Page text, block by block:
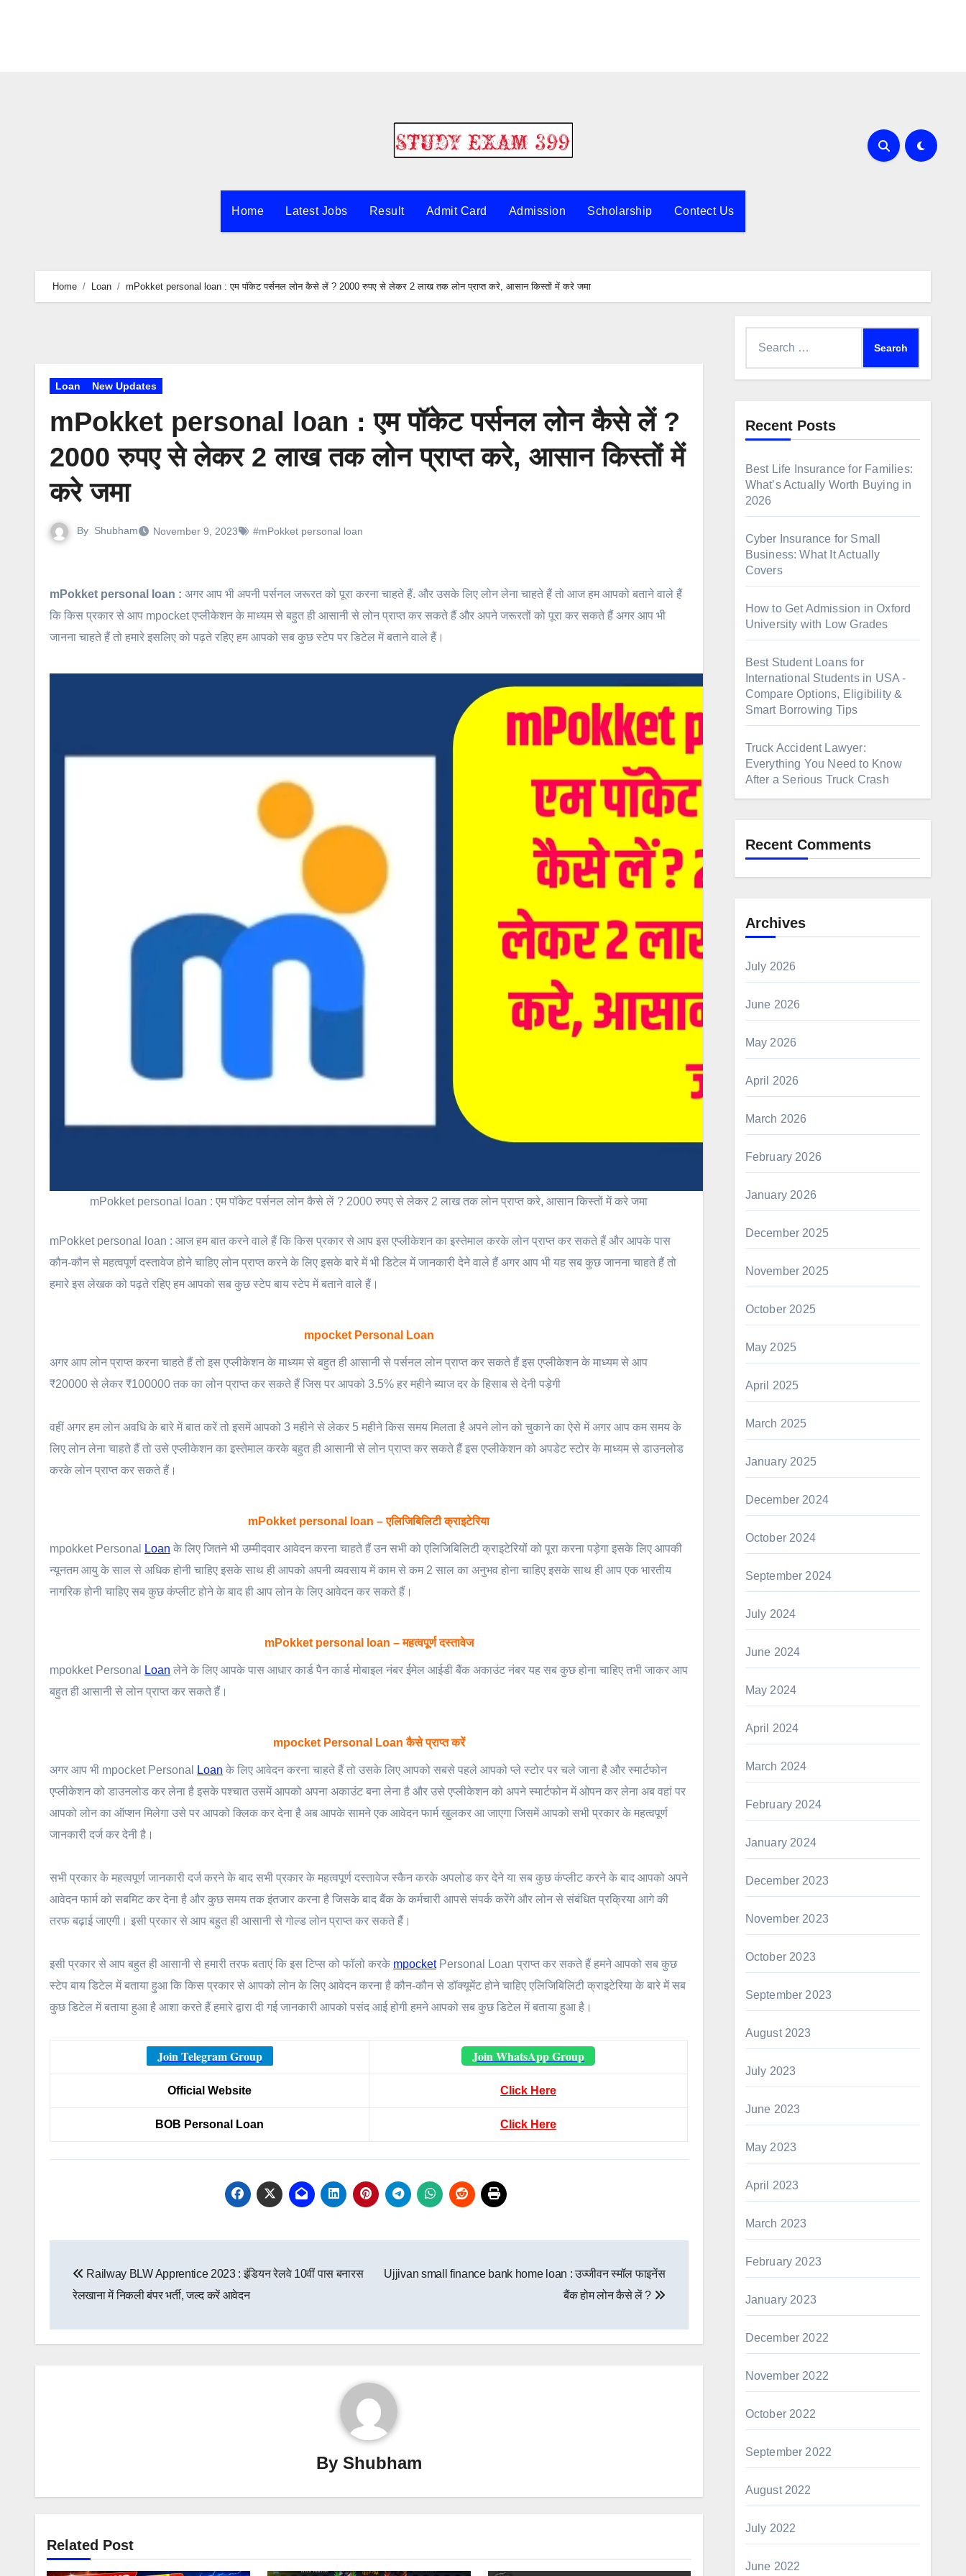
Home Latest Jobs Result Admit Card Admission Scholarship Contect Us
Home Loan mPokket personal loan : एम पॉकेट पर्सनल लोन कैसे लें ? 2000 रुपए से लेकर 2 लाख तक लोन प्राप्त करे, आसान किस्तों में करे जमा
Loan New Updates
mPokket personal loan : एम पॉकेट पर्सनल लोन कैसे लें ?
2000 रुपए से लेकर 2 लाख तक लोन प्राप्त करे, आसान किस्तों में
करे जमा
By Shubham November 9, 2023 #mPokket personal loan
mPokket personal loan : अगर आप भी अपनी पर्सनल जरूरत को पूरा करना चाहते हैं. और उसके लिए लोन लेना चाहते हैं तो आज हम आपको बताने वाले हैं
कि किस प्रकार से आप mpocket एप्लीकेशन के माध्यम से बहुत ही आसानी से लोन प्राप्त कर सकते हैं और अपने जरूरतों को पूरा कर सकते हैं अगर आप भी
जानना चाहते हैं तो हमारे इसलिए को पढ़ते रहिए हम आपको सब कुछ स्टेप पर डिटेल में बताने वाले हैं।
mPokket personal loan : एम पॉकेट पर्सनल लोन कैसे लें ? 2000 रुपए से लेकर 2 लाख तक लोन प्राप्त करे, आसान किस्तों में करे जमा
mPokket personal loan : आज हम बात करने वाले हैं कि किस प्रकार से आप इस एप्लीकेशन का इस्तेमाल करके लोन प्राप्त कर सकते हैं और आपके पास
कौन-कौन से महत्वपूर्ण दस्तावेज होने चाहिए लोन प्राप्त करने के लिए इसके बारे में भी डिटेल में जानकारी देने वाले हैं अगर आप भी यह सब कुछ जानना चाहते हैं तो
हमारे इस लेखक को पढ़ते रहिए हम आपको सब कुछ स्टेप बाय स्टेप में बताने वाले हैं।
mpocket Personal Loan
अगर आप लोन प्राप्त करना चाहते हैं तो इस एप्लीकेशन के माध्यम से बहुत ही आसानी से पर्सनल लोन प्राप्त कर सकते हैं इस एप्लीकेशन के माध्यम से आप
₹20000 से लेकर ₹100000 तक का लोन प्राप्त कर सकते हैं जिस पर आपको 3.5% हर महीने ब्याज दर के हिसाब से देनी पड़ेगी
वहीं अगर हम लोन अवधि के बारे में बात करें तो इसमें आपको 3 महीने से लेकर 5 महीने किस समय मिलता है अपने लोन को चुकाने का ऐसे में अगर आप कम समय के
लिए लोन लेना चाहते हैं तो उसे एप्लीकेशन का इस्तेमाल करके बहुत ही आसानी से लोन प्राप्त कर सकते हैं इस एप्लीकेशन को अपडेट स्टोर के माध्यम से डाउनलोड
करके लोन प्राप्त कर सकते हैं।
mPokket personal loan – एलिजिबिलिटी क्राइटेरिया
mpokket Personal Loan के लिए जितने भी उम्मीदवार आवेदन करना चाहते हैं उन सभी को एलिजिबिलिटी क्राइटेरियों को पूरा करना पड़ेगा इसके लिए आपकी
न्यूनतम आयु के साल से अधिक होनी चाहिए इसके साथ ही आपको अपनी व्यवसाय में काम से कम 2 साल का अनुभव होना चाहिए इसके साथ ही आप एक भारतीय
नागरिक होनी चाहिए सब कुछ कंप्लीट होने के बाद ही आप लोन के लिए आवेदन कर सकते हैं।
mPokket personal loan – महत्वपूर्ण दस्तावेज
mpokket Personal Loan लेने के लिए आपके पास आधार कार्ड पैन कार्ड मोबाइल नंबर ईमेल आईडी बैंक अकाउंट नंबर यह सब कुछ होना चाहिए तभी जाकर आप
बहुत ही आसानी से लोन प्राप्त कर सकते हैं।
mpocket Personal Loan कैसे प्राप्त करें
अगर आप भी mpocket Personal Loan के लिए आवेदन करना चाहते हैं तो उसके लिए आपको सबसे पहले आपको प्ले स्टोर पर चले जाना है और स्मार्टफोन
एप्लीकेशन को डाउनलोड कर लेना है इसके पश्चात उसमें आपको अपना अकाउंट बना लेना है और उसे एप्लीकेशन को अपने स्मार्टफोन में ओपन कर लेना अब वहां पर
आपको लोन का ऑप्शन मिलेगा उसे पर आपको क्लिक कर देना है अब आपके सामने एक आवेदन फार्म खुलकर आ जाएगा जिसमें आपको सभी प्रकार के महत्वपूर्ण
जानकारी दर्ज कर देनी है।
सभी प्रकार के महत्वपूर्ण जानकारी दर्ज करने के बाद सभी प्रकार के महत्वपूर्ण दस्तावेज स्कैन करके अपलोड कर देने या सब कुछ कंप्लीट करने के बाद आपको अपने
आवेदन फार्म को सबमिट कर देना है और कुछ समय तक इंतजार करना है जिसके बाद बैंक के कर्मचारी आपसे संपर्क करेंगे और लोन से संबंधित प्रक्रिया आगे की
तरफ बढ़ाई जाएगी। इसी प्रकार से आप बहुत ही आसानी से गोल्ड लोन प्राप्त कर सकते हैं।
इसी प्रकार से आप बहुत ही आसानी से हमारी तरफ बताएं कि इस टिप्स को फॉलो करके mpocketPersonal Loan प्राप्त कर सकते हैं हमने आपको सब कुछ
स्टेप बाय डिटेल में बताया हुआ कि किस प्रकार से आपको लोन के लिए आवेदन करना है कौन-कौन से डॉक्यूमेंट होने चाहिए एलिजिबिलिटी क्राइटेरिया के बारे में सब
कुछ डिटेल में बताया हुआ है आशा करते हैं हमारे द्वारा दी गई जानकारी आपको पसंद आई होगी हमने आपको सब कुछ डिटेल में बताया हुआ है।
Join Telegram Group Join WhatsApp Group
Official Website Click Here
BOB Personal Loan Click Here
navigation
Railway BLW Apprentice 2023 : इंडियन रेलवे 10वीं पास बनारस
रेलखाना में निकली बंपर भर्ती, जल्द करें आवेदन
Ujjivan small finance bank home loan : उज्जीवन स्मॉल फाइनेंस
बैंक होम लोन कैसे लें ?
By Shubham
Related Post
Recent Posts
Best Life Insurance for Families:
What’s Actually Worth Buying in
2026
Cyber Insurance for Small
Business: What It Actually
Covers
How to Get Admission in Oxford
University with Low Grades
Best Student Loans for
International Students in USA -
Compare Options, Eligibility &
Smart Borrowing Tips
Truck Accident Lawyer:
Everything You Need to Know
After a Serious Truck Crash
Recent Comments
Archives
July 2026
June 2026
May 2026
April 2026
March 2026
February 2026
January 2026
December 2025
November 2025
October 2025
May 2025
April 2025
March 2025
January 2025
December 2024
October 2024
September 2024
July 2024
June 2024
May 2024
April 2024
March 2024
February 2024
January 2024
December 2023
November 2023
October 2023
September 2023
August 2023
July 2023
June 2023
May 2023
April 2023
March 2023
February 2023
January 2023
December 2022
November 2022
October 2022
September 2022
August 2022
July 2022
June 2022